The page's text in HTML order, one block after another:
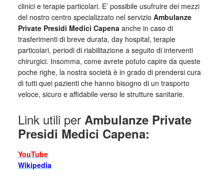
clinici e terapie particolari. E’ possibile usufruire dei mezzi
del nostro centro specializzato nel servizio Ambulanze
Private Presidi Medici Capenaanche in caso di
trasferimenti di breve durata, day hospital, terapie
particolari, periodi di riabilitazione a seguito di interventi
chirurgici. Insomma, come avrete potuto capire da queste
poche righe, la nostra società è in grado di prendersi cura
di tutti quei pazienti che hanno bisogno di un trasporto
veloce, sicuro e affidabile verso le strutture sanitarie.
Link utili per Ambulanze Private
Presidi Medici Capena:
YouTube
Wikipedia